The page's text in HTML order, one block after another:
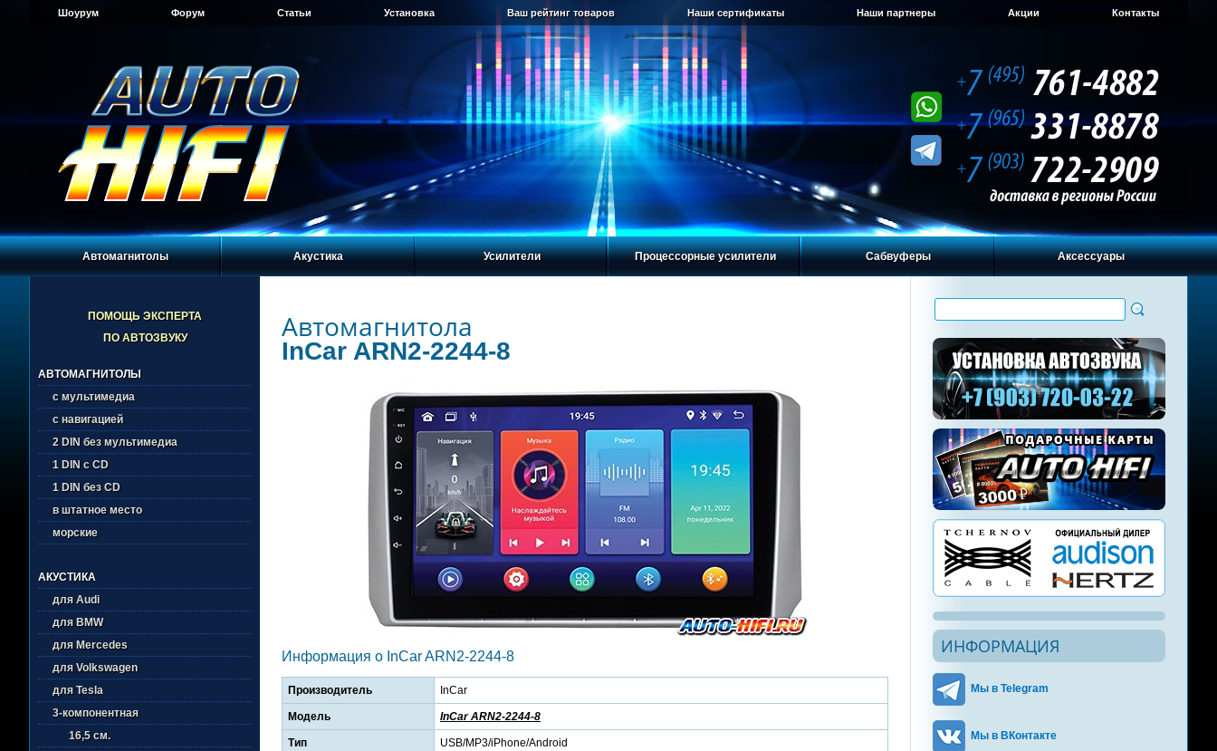
Шоурум Форум Статьи Установка Ваш рейтинг товаров Наши сертификаты Наши партнеры Акции Контакты
Автомагнитолы Акустика Усилители Процессорные усилители Сабвуферы Аксессуары
ПОМОЩЬ ЭКСПЕРТА
ПО АВТОЗВУКУ
АВТОМАГНИТОЛЫ
с мультимедиа
с навигацией
2 DIN без мультимедиа
1 DIN с CD
1 DIN без CD
в штатное место
морские
АКУСТИКА
для Audi
для BMW
для Mercedes
для Volkswagen
для Tesla
3-компонентная
16,5 см.
Автомагнитола
InCar ARN2-2244-8
Информация о InCar ARN2-2244-8
Производитель InCar
Модель InCar ARN2-2244-8
Тип USB/MP3/iPhone/Android
ИНФОРМАЦИЯ
Мы в Telegram
Мы в ВКонтакте